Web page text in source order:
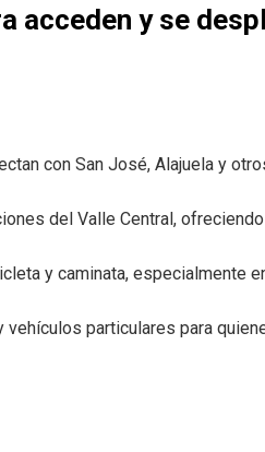
acceden y se
con San José, Alajuela y
del Valle Central,
y caminata, especialmente
particulares para